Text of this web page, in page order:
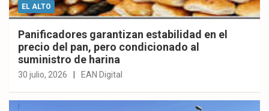
EL ALTO
Panificadores garantizan estabilidad en el
precio del pan, pero condicionado al
suministro de harina
30 julio, 2026 EAN Digital